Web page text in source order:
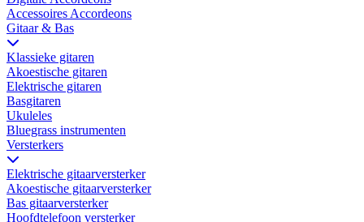
Accessoires Accordeons
Gitaar & Bas
Klassieke gitaren
Akoestische gitaren
Elektrische gitaren
Basgitaren
Ukuleles
Bluegrass instrumenten
Versterkers
Elektrische gitaarversterker
Akoestische gitaarversterker
Bas gitaarversterker
Hoofdtelefoon versterker